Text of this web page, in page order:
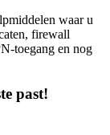
waar u
firewall
toegang en nog
past!